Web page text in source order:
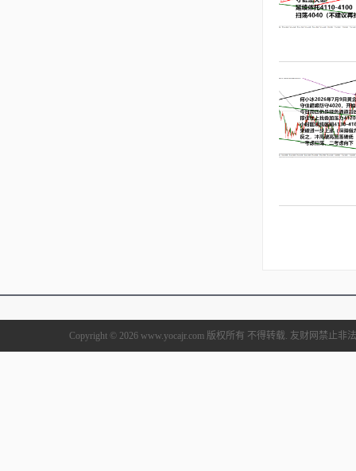
Copyright © 2026 www.yocajr.com 版权所有 不得转载. 友财网禁止非